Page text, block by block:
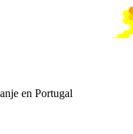
en Portugal